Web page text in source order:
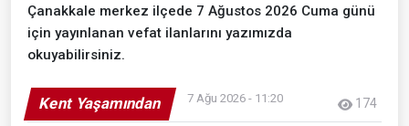
Çanakkale merkez ilçede 7 Ağustos 2026 Cuma günü
için yayınlanan vefat ilanlarını yazımızda
okuyabilirsiniz.
Kent Yaşamından 7 Ağu 2026 - 11:20 174